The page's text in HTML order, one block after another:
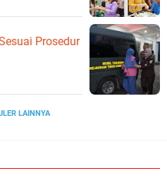
Prosedur
LAINNYA